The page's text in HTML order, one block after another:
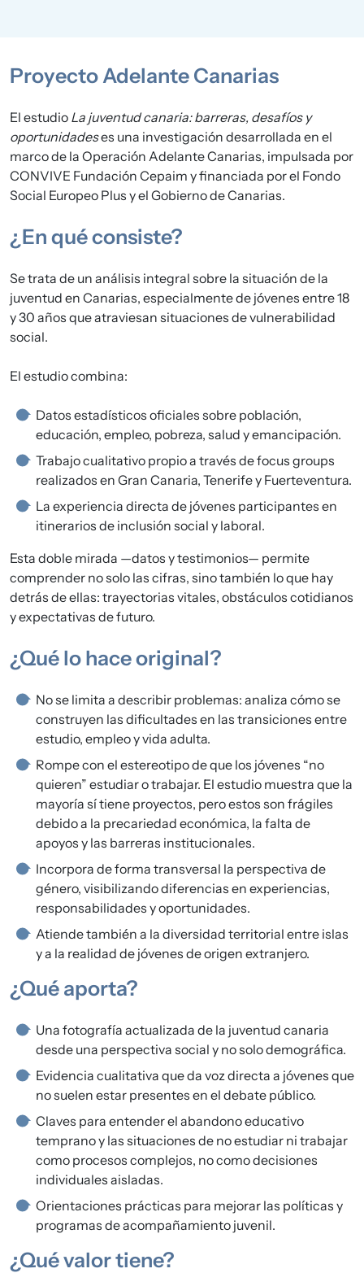
Proyecto Adelante Canarias
El estudio La juventud canaria: barreras, desafíos y
oportunidadeses una investigación desarrollada en el
marco de la Operación Adelante Canarias, impulsada por
CONVIVE Fundación Cepaim y financiada por el Fondo
Social Europeo Plus y el Gobierno de Canarias.
¿En qué consiste?
Se trata de un análisis integral sobre la situación de la
juventud en Canarias, especialmente de jóvenes entre 18
y 30 años que atraviesan situaciones de vulnerabilidad
social.
El estudio combina:
Datos estadísticos oficiales sobre población,
educación, empleo, pobreza, salud y emancipación.
Trabajo cualitativo propio a través de focus groups
realizados en Gran Canaria, Tenerife y Fuerteventura.
La experiencia directa de jóvenes participantes en
itinerarios de inclusión social y laboral.
Esta doble mirada —datos y testimonios— permite
comprender no solo las cifras, sino también lo que hay
detrás de ellas: trayectorias vitales, obstáculos cotidianos
y expectativas de futuro.
¿Qué lo hace original?
No se limita a describir problemas: analiza cómo se
construyen las dificultades en las transiciones entre
estudio, empleo y vida adulta.
Rompe con el estereotipo de que los jóvenes “no
quieren” estudiar o trabajar. El estudio muestra que la
mayoría sí tiene proyectos, pero estos son frágiles
debido a la precariedad económica, la falta de
apoyos y las barreras institucionales.
Incorpora de forma transversal la perspectiva de
género, visibilizando diferencias en experiencias,
responsabilidades y oportunidades.
Atiende también a la diversidad territorial entre islas
y a la realidad de jóvenes de origen extranjero.
¿Qué aporta?
Una fotografía actualizada de la juventud canaria
desde una perspectiva social y no solo demográfica.
Evidencia cualitativa que da voz directa a jóvenes que
no suelen estar presentes en el debate público.
Claves para entender el abandono educativo
temprano y las situaciones de no estudiar ni trabajar
como procesos complejos, no como decisiones
individuales aisladas.
Orientaciones prácticas para mejorar las políticas y
programas de acompañamiento juvenil.
¿Qué valor tiene?